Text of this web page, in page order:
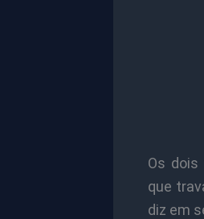
Os
que
diz em